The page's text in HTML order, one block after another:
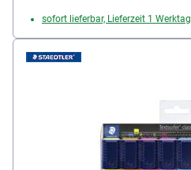
sofort lieferbar, Lieferzeit 1 Werktag